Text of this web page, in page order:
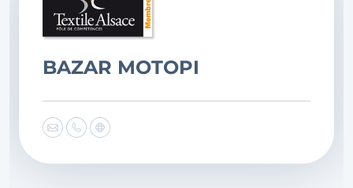
BAZAR MOTOPI